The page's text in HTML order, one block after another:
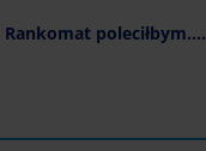
Rankomat poleciłbym....